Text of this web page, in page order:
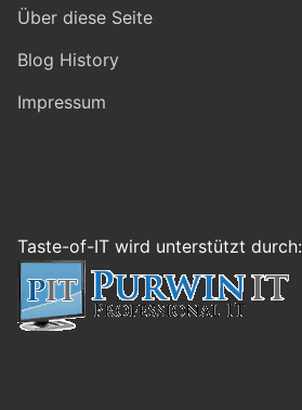
Über diese Seite
Blog History
Impressum
Taste-of-IT wird unterstützt durch: